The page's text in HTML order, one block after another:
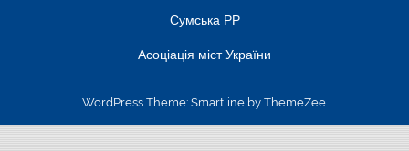
Сумська РР
Асоціація міст України
WordPress Theme: Smartline by ThemeZee.